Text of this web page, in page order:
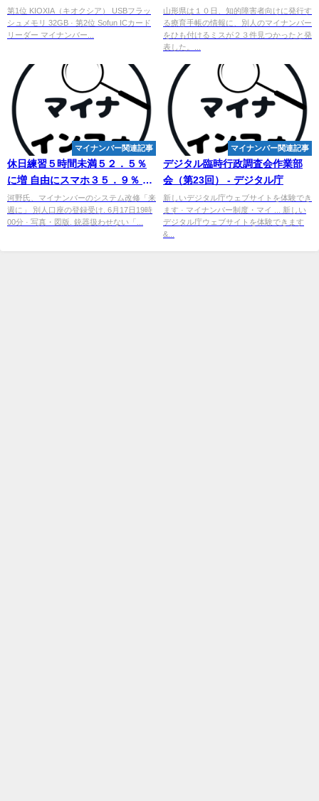
告の時期ならではの商品もあり
【2025 ...
第1位 KIOXIA（キオクシア） USBフラッ
シュメモリ 32GB · 第2位 Sofun ICカード
リーダー マイナンバー...
四国新聞社
山形県は１０日、知的障害者向けに発行す
る療育手帳の情報に、別人のマイナンバー
をひも付けるミスが２３件見つかったと発
表した。...
マイナンバー関連記事
休日練習５時間未満５２．５％
に増 自由にスマホ３５．９％ 監
督は休み少なく 高野連加盟校 ...
河野氏、マイナンバーのシステム改修「来
週に」 別人口座の登録受け. 6月17日19時
00分 · 写真・図版. 銃器扱わせない「...
マイナンバー関連記事
デジタル臨時行政調査会作業部
会（第23回） - デジタル庁
新しいデジタル庁ウェブサイトを体験でき
ます · マイナンバー制度・マイ ... 新しい
デジタル庁ウェブサイトを体験できます
&...